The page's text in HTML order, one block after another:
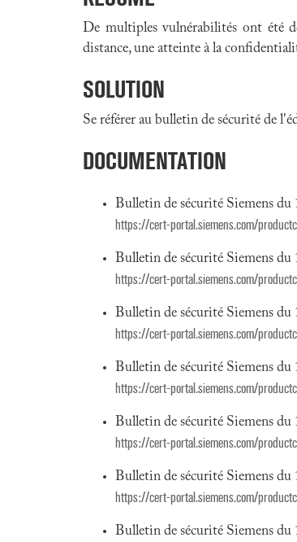
De multiples vulnérabilités ont été
distance, une atteinte à la
SOLUTION
Se référer au bulletin de sécurité de
DOCUMENTATION
Bulletin de sécurité Siemens du
https://cert-portal.siemens.com/
Bulletin de sécurité Siemens du
https://cert-portal.siemens.com/
Bulletin de sécurité Siemens du
https://cert-portal.siemens.com/
Bulletin de sécurité Siemens du
https://cert-portal.siemens.com/
Bulletin de sécurité Siemens du
https://cert-portal.siemens.com/
Bulletin de sécurité Siemens du
https://cert-portal.siemens.com/
Bulletin de sécurité Siemens du